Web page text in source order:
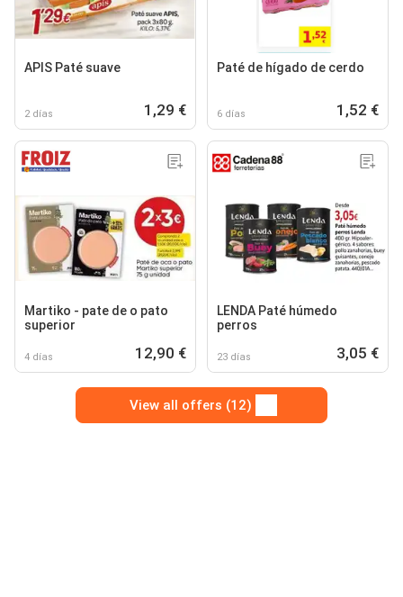
APIS Paté suave
2 días 1,29 €
Paté de hígado de cerdo
6 días 1,52 €
Martiko - pate de o pato
superior
4 días 12,90 €
LENDA Paté húmedo
perros
23 días 3,05 €
View all offers (12)